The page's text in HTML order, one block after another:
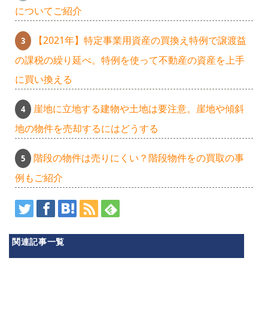
についてご紹介
【2021年】特定事業用資産の買換え特例で譲渡益
の課税の繰り延べ。特例を使って不動産の資産を上手
に買い換える
崖地に立地する建物や土地は要注意。崖地や傾斜
地の物件を売却するにはどうする
階段の物件は売りにくい？階段物件をの買取の事
例もご紹介
関連記事一覧